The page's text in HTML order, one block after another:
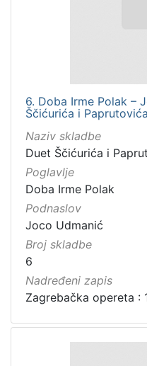
6. Doba Irme Polak –
Ščićurića i Paprutovića
Naziv skladbe
Duet Ščićurića i
Poglavlje
Doba Irme Polak
Podnaslov
Joco Udmanić
Broj skladbe
6
Nadređeni zapis
Zagrebačka opereta :